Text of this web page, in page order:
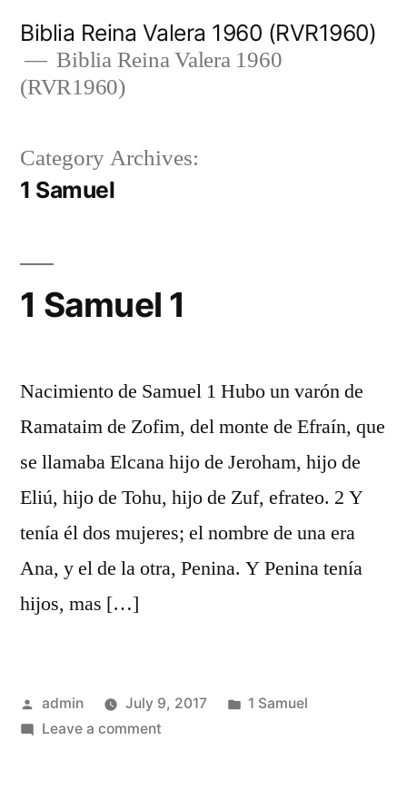
content
Biblia Reina Valera 1960 (RVR1960)
Biblia Reina Valera 1960
(RVR1960)
Category Archives:
1 Samuel
1 Samuel 1
Nacimiento de Samuel 1 Hubo un varón de
Ramataim de Zofim, del monte de Efraín, que
se llamaba Elcana hijo de Jeroham, hijo de
Eliú, hijo de Tohu, hijo de Zuf, efrateo. 2 Y
tenía él dos mujeres; el nombre de una era
Ana, y el de la otra, Penina. Y Penina tenía
hijos, mas […]
Posted
by
admin July 9, 2017
Posted
1 Samuel
Leave a commenton